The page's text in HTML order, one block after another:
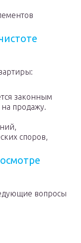
законным
продажу.
споров,
вопросы